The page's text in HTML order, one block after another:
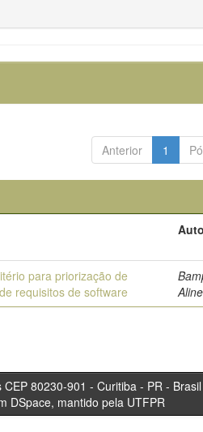
Anterior 1
para priorização de
requisitos de software
Aline
CEP 80230-901 - Curitiba
DSpace, mantido pela UTFPR